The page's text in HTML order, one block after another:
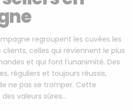
regroupent les cuvées les
celles qui reviennent le plus
et qui font l’unanimité. Des
réguliers et toujours réussis,
ne pas se tromper. Cette
valeurs sûres...